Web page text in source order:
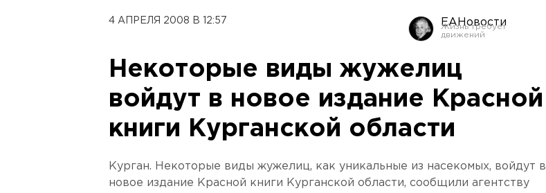
4 АПРЕЛЯ 2008 В 12:57 ЕАНовости
Некоторые виды жужелиц
войдут в новое издание Красной
книги Курганской области
Курган. Некоторые виды жужелиц, как уникальные из насекомых, войдут в
новое издание Красной книги Курганской области, сообщили агентству